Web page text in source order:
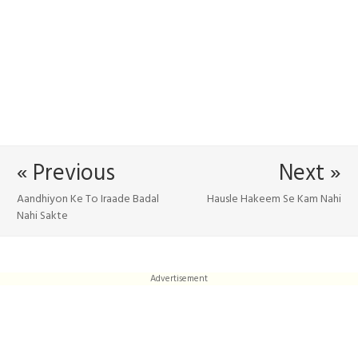
Next »
Hausle Hakeem Se Kam Nahi
« Previous
Aandhiyon Ke To Iraade Badal
Nahi Sakte
Advertisement